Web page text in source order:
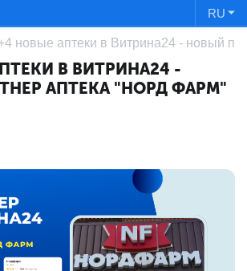
RU
новые аптеки в Витрина24 - новый
В ВИТРИНА24 -
АПТЕКА "НОРД ФАРМ"